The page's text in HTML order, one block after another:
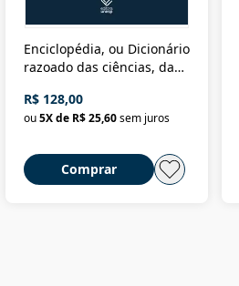
Enciclopédia, ou Dicionário
razoado das ciências, das
Civilização material
R$ 128,00
ou5X de R$ 25,60sem juros
Comprar